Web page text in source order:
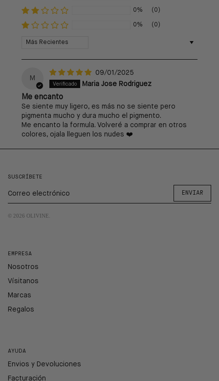
0% (0)
0% (0)
Sort by
M
09/01/2025
Maria Jose Rodriguez
Me encanto
Se siente muy ligero, es más no se siente pero
pigmenta mucho y dura mucho el pigmento.
Me encanto la formula. Volveré a comprar en otros
colores, ojala lleguen los nudes ❤️
SUSCRÍBETE
ENVIAR
© 2026 OLIVINE
EMPRESA
Nosotros
Vísitanos
Marcas
Regalos
AYUDA
Envios y Devoluciones
Facturación